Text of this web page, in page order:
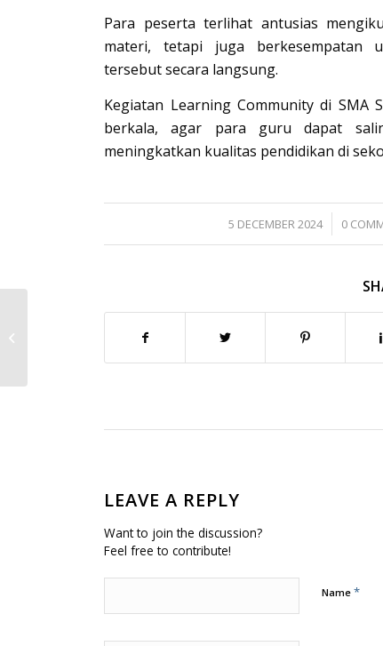
Para peserta terlihat antusias
materi, tetapi juga berkesempatan
tersebut secara langsung.
Kegiatan Learning Community di SMA
berkala, agar para guru dapat
meningkatkan kualitas pendidikan di
5 DECEMBER 2024
/ 0 /
LEAVE A REPLY
Want to join the discussion?
Feel free to contribute!
Name*
Supervisi Guru SMA Smart Cibinong
oleh Kepala Sekolah untuk